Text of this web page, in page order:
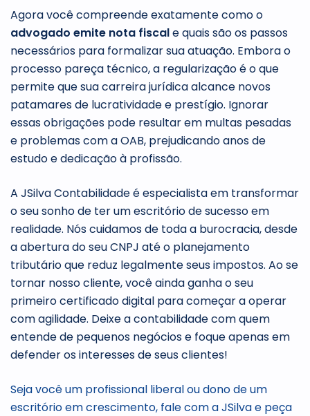
Agora você compreende exatamente como o
advogado emite nota fiscale quais são os passos
necessários para formalizar sua atuação. Embora o
processo pareça técnico, a regularização é o que
permite que sua carreira jurídica alcance novos
patamares de lucratividade e prestígio. Ignorar
essas obrigações pode resultar em multas pesadas
e problemas com a OAB, prejudicando anos de
estudo e dedicação à profissão.
A JSilva Contabilidade é especialista em transformar
o seu sonho de ter um escritório de sucesso em
realidade. Nós cuidamos de toda a burocracia, desde
a abertura do seu CNPJ até o planejamento
tributário que reduz legalmente seus impostos. Ao se
tornar nosso cliente, você ainda ganha o seu
primeiro certificado digital para começar a operar
com agilidade. Deixe a contabilidade com quem
entende de pequenos negócios e foque apenas em
defender os interesses de seus clientes!
Seja você um profissional liberal ou dono de um
escritório em crescimento, fale com a JSilva e peça